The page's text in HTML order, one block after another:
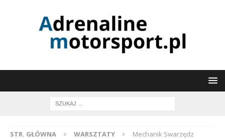
STR. GŁÓWNA WARSZTATY
Mechanik Swarzędz